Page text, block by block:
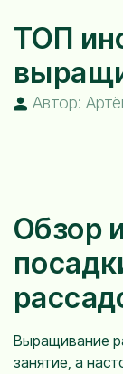
ТОП
Автор:
Обзор
Выращивание
занятие, а